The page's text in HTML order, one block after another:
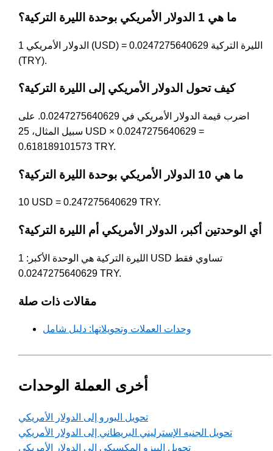
ما هي 1 الدولار الأمريكي بوحدة الليرة التركية؟
1 الدولار الأمريكي (USD) = 0.0247275640629 الليرة التركية
(TRY).
كيف تحول الدولار الأمريكي إلى الليرة التركية؟
اضرب قيمة الدولار الأمريكي في 0.0247275640629. على
سبيل المثال، 25 USD × 0.0247275640629 =
0.618189101573 TRY.
ما هي 10 الدولار الأمريكي بوحدة الليرة التركية؟
10 USD = 0.247275640629 TRY.
أي الوحدتين أكبر، الدولار الأمريكي أم الليرة التركية؟
الليرة التركية هي الوحدة الأكبر: 1 USD تساوي فقط
0.0247275640629 TRY.
مقالات ذات صلة
وحدات العملات وتحويلاتها: دليل شامل
أخرى العملة الوحدات
تحويل اليورو إلى الدولار الأمريكي
تحويل الجنيه الإسترليني البريطاني إلى الدولار الأمريكي
تحويل البيزو المكسيكي إلى الدولار الأمريكي